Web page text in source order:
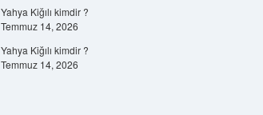
Yahya Kiğılı kimdir ?
Temmuz 14, 2026
Yahya Kiğılı kimdir ?
Temmuz 14, 2026